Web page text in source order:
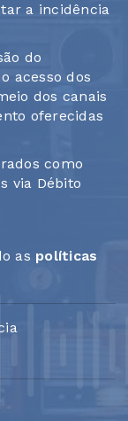
a incidência
do
acesso dos
dos canais
oferecidas
como
via Débito
as políticas